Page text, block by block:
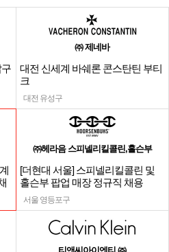
㈜ 제네바
대전 신세계 바쉐론 콘스탄틴 부티
크
대전 유성구
㈜헤라음 스피넬리킬콜린,홀슨부
[더현대 서울] 스피넬리킬콜린 및
홀슨부 팝업 매장 정규직 채용
서울 영등포구
티앤씨아이엔티 ㈜